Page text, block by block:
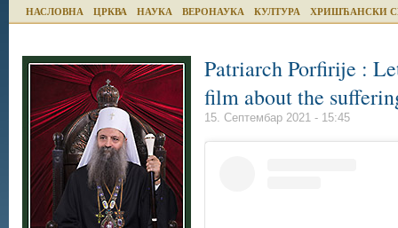
НАСЛОВНА ЦРКВА НАУКА ВЕРОНАУКА КУЛТУРА ХРИШЋАНСКИ
Patriarch Porfirije :
film about the
15. Септембар 2021 - 15:45